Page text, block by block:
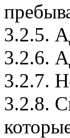
3.2.5.
3.2.6.
3.2.7.
3.2.8.